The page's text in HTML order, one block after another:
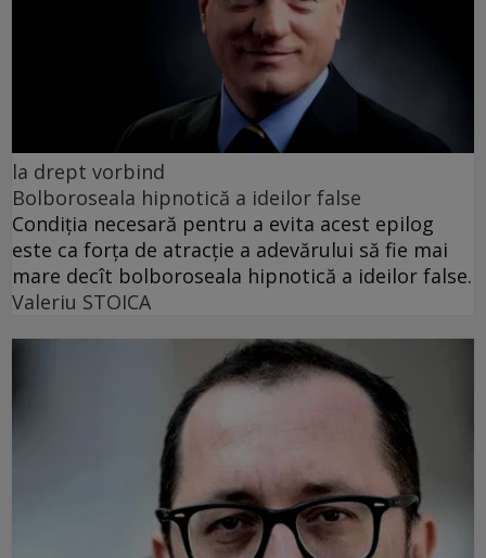
la drept vorbind
Bolboroseala hipnotică a ideilor false
Condiția necesară pentru a evita acest epilog
este ca forța de atracție a adevărului să fie mai
mare decît bolboroseala hipnotică a ideilor false.
Valeriu STOICA